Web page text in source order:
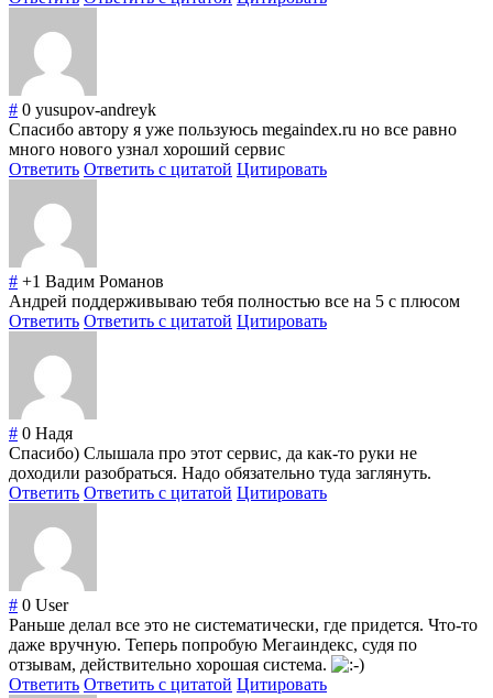
# 0 yusupov-andreyk
Спасибо автору я уже пользуюсь megaindex.ru но все равно
много нового узнал хороший сервис
Ответить Ответить с цитатой Цитировать
# +1 Вадим Романов
Андрей поддерживываю тебя полностью все на 5 с плюсом
Ответить Ответить с цитатой Цитировать
# 0 Надя
Спасибо) Слышала про этот сервис, да как-то руки не
доходили разобраться. Надо обязательно туда заглянуть.
Ответить Ответить с цитатой Цитировать
# 0 User
Раньше делал все это не систематически, где придется. Что-то
даже вручную. Теперь попробую Мегаиндекс, судя по
отзывам, действительно хорошая система.
Ответить Ответить с цитатой Цитировать